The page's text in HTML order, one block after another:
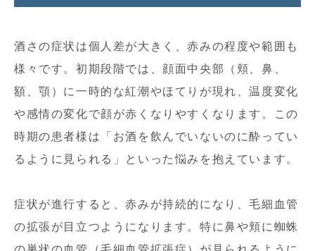
酒さの症状は個人差が大きく、赤みの程度や範囲も
様々です。初期段階では、顔面中央部（頬、鼻、
額、顎）に一時的な紅潮やほてりが現れ、温度変化
や感情の変化で顔が赤くなりやすくなります。この
時期の患者様は「お酒を飲んでいないのに酔ってい
るように見られる」といった悩みを抱えています。
症状が進行すると、赤みが持続的になり、毛細血管
の拡張が目立つようになります。特に鼻や頬に蜘蛛